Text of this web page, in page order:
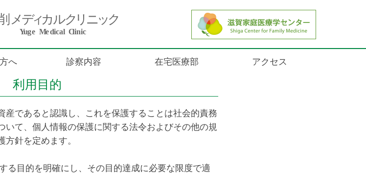
へ 診察内容 在宅医療部 アクセス
Privacy Policy
利用目的
産であると認識し、これを保護することは社会的責務
いて、個人情報の保護に関する法令およびその他の規
針を定めます。
る目的を明確にし、その目的達成に必要な限度で適